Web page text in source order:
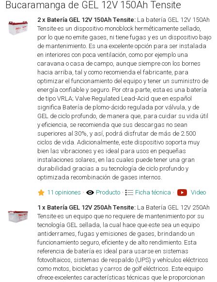
Bucaramanga de GEL 12V 150Ah Tensite
2 x Batería GEL 12V 150Ah Tensite: La batería GEL 12V 150Ah
Tensite es un dispositivo monoblock herméticamente sellado,
por lo que no emite gases, ni tiene fugas y es un dispositivo bajo
de mantenimiento. Es una excelente opción para ser instalada
en interiores con poca ventilación, como por ejemplo una
caravana o casa de campo, aunque siempre con los bornes
hacia arriba, tal y como recomienda el fabricante, para
optimizar el funcionamiento del equipo y tener un suministro de
energía confiable y seguro. Por otra parte, esta es una batería
de tipo VRLA; Valve Regulated Lead-Acid que en español
significa Batería de plomo-ácido regulada por válvula, y de
GEL de ciclo profundo, de manera que, para cuidar su vida útil
y eficiencia, se recomienda que sus descargas no sean
superiores al 30%, y así, podrá disfrutar de más de 2.500
ciclos de vida. Adicionalmente, este dispositivo soporta muy
bien las vibraciones y es ideal para usos en pequeñas
instalaciones solares, en las cuales puede tener una gran
durabilidad gracias a su tecnología de ciclo profundo y
optimizada recombinación de gases internos.
11 opiniones · Producto · Ficha técnica · Video
1 x Batería GEL 12V 250Ah Tensite: La Batería GEL 12V 250Ah
Tensite es un equipo que no requiere de mantenimiento por su
tecnología GEL sellada, la cual hace que este sea un equipo
antiderrames, fugas y emisiones de gases, brindando un
funcionamiento seguro, eficiente y de alto rendimiento. Esta
referencia de batería es ideal para usarse en sistemas
fotovoltaicos, sistemas de respaldo (UPS) y vehículos eléctricos
como motos, bicicletas y carros de golf eléctricos. Este equipo
ofrece excelentes características técnicas que le proporcionan